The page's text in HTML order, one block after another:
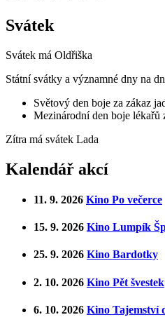
Svátek
Svátek má Oldřiška
Státní svátky a významné dny na
Světový den boje za zákaz
Mezinárodní den boje lékařů
Zítra má svátek Lada
Kalendář akcí
11. 9. 2026 Kino Po večerce
15. 9. 2026 Kino Lumpík
25. 9. 2026 Kino Bardotky
2. 10. 2026 Kino Pět švestek
6. 10. 2026 Kino Tajemství